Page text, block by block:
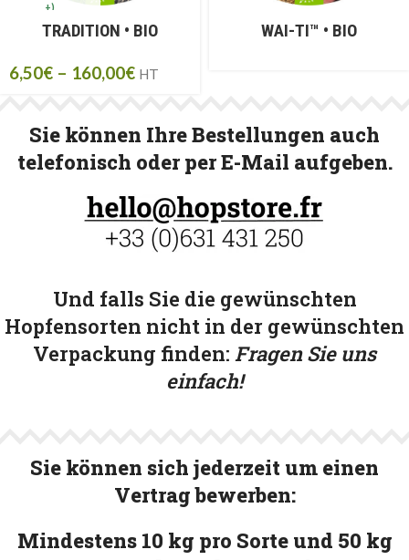
+)
GER 5KG 2025(10
ÖSTERREICH 5 KG
2024(20+)
TRADITION • BIO
6,50€ – 160,00€ HT
WAI-TI™ • BIO
Sie können Ihre Bestellungen auch
telefonisch oder per E-Mail aufgeben.
Und falls Sie die gewünschten
Hopfensorten nicht in der gewünschten
Verpackung finden: Fragen Sie uns
einfach!
Sie können sich jederzeit um einen
Vertrag bewerben:
Mindestens 10 kg pro Sorte und 50 kg